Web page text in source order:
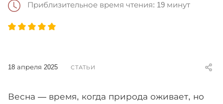
Приблизительное время чтения: 19 минут
18 апреля 2025 СТАТЬИ
Весна — время, когда природа оживает, но